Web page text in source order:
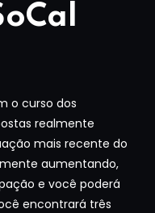
o curso dos
realmente
mais recente do
aumentando,
e você poderá
encontrará três